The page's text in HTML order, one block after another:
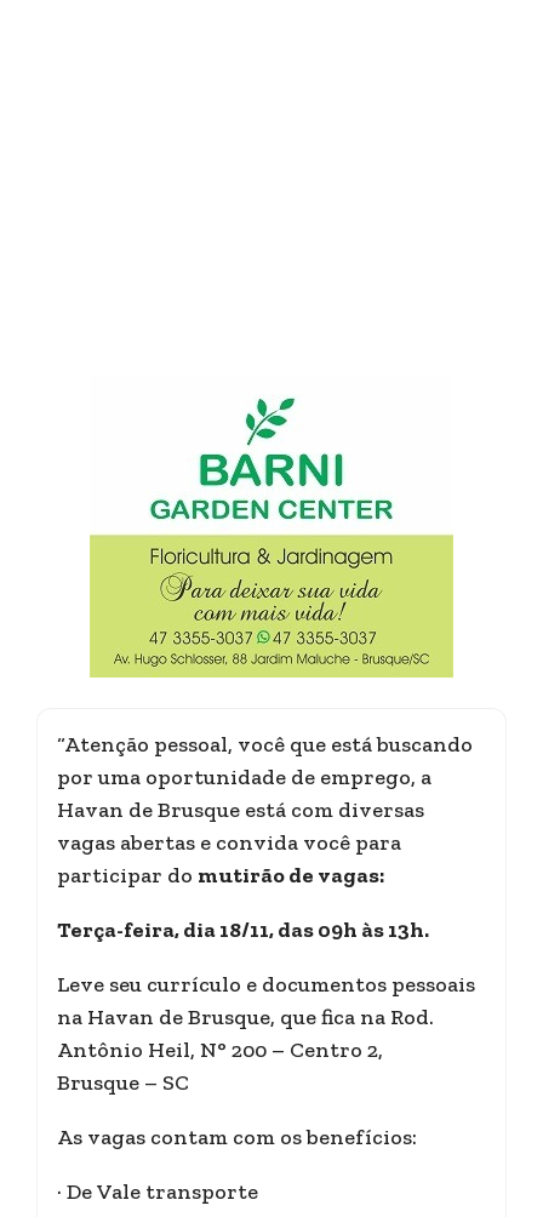
“Atenção pessoal, você que está buscando
por uma oportunidade de emprego, a
Havan de Brusque está com diversas
vagas abertas e convida você para
participar do mutirão de vagas:
Terça-feira, dia 18/11, das 09h às 13h.
Leve seu currículo e documentos pessoais
na Havan de Brusque, que fica na Rod.
Antônio Heil, N° 200 – Centro 2,
Brusque – SC
As vagas contam com os benefícios:
· De Vale transporte